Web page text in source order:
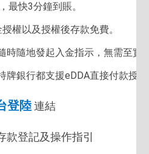
最快3分鐘到賬。
權以及授權後存款免費。
時隨地發起入金指示，無需至
牌銀行都支援eDDA直接付款授
登陸 連結
款登記及操作指引